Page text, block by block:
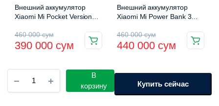
Внешний аккумулятор
Xiaomi Mi Pocket Version
(PB1030ZM)
460 000сум
Первоначальная
цена
составляла
460
390 000 сум
Текущая
цена:
390
000 сум.
Этот
имеет
несколько
вариаций.
Внешний аккумулятор
Xiaomi Mi Power Bank 3
460 000сум
Первоначальная
цена
000 сум.
440 000 сум
Текущая
цена:
000 сум.
аккумулятор
+
В
корзину
Купить сейчас